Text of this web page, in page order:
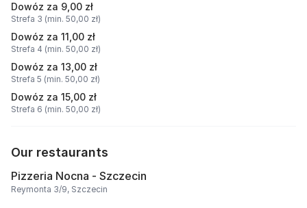
Dowóz za 9,00 zł
Strefa 3 (min. 50,00 zł)
Dowóz za 11,00 zł
Strefa 4 (min. 50,00 zł)
Dowóz za 13,00 zł
Strefa 5 (min. 50,00 zł)
Dowóz za 15,00 zł
Strefa 6 (min. 50,00 zł)
Our restaurants
Pizzeria Nocna - Szczecin
Reymonta 3/9, Szczecin